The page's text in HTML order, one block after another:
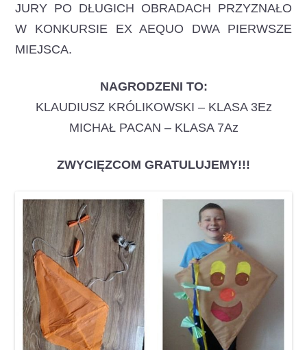
JURY PO DŁUGICH OBRADACH PRZYZNAŁO
W KONKURSIE EX AEQUO DWA PIERWSZE
MIEJSCA.
NAGRODZENI TO:
KLAUDIUSZ KRÓLIKOWSKI – KLASA 3Ez
MICHAŁ PACAN – KLASA 7Az
ZWYCIĘZCOM GRATULUJEMY!!!